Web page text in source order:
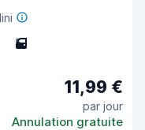
5
11,99 €
par jour
Annulation gratuite